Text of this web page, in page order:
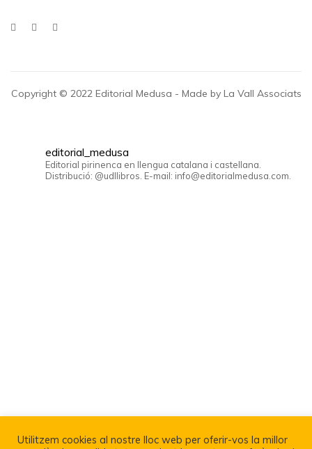
Copyright © 2022 Editorial Medusa - Made by La Vall Associats
editorial_medusa
Editorial pirinenca en llengua catalana i castellana.
Distribució: @udllibros. E-mail: info@editorialmedusa.com.
Utilitzem cookies al nostre lloc web per oferir-vos la millor